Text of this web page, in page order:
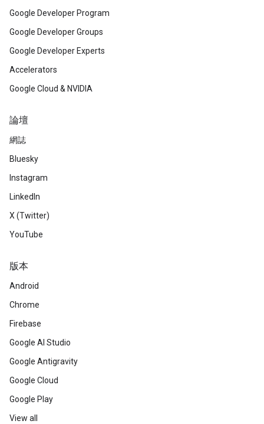
Google Developer Program
Google Developer Groups
Google Developer Experts
Accelerators
Google Cloud & NVIDIA
論壇
網誌
Bluesky
Instagram
LinkedIn
X (Twitter)
YouTube
版本
Android
Chrome
Firebase
Google AI Studio
Google Antigravity
Google Cloud
Google Play
View all